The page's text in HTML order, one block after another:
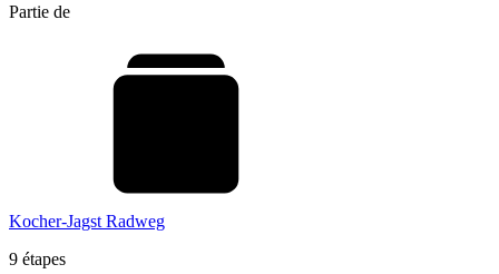
Partie de
Kocher-Jagst Radweg
9 étapes